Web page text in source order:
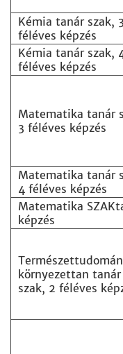
Kémia tanár szak, 3
féléves képzés
Kémia tanár szak,
féléves képzés
Matematika tanár
3 féléves képzés
Matematika tanár
4 féléves képzés
Matematika
képzés
környezettan tanár
szak, 2 féléves